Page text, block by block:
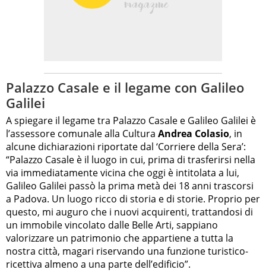
Palazzo Casale e il legame con Galileo
Galilei
A spiegare il legame tra Palazzo Casale e Galileo Galilei è
l’assessore comunale alla Cultura Andrea Colasio, in
alcune dichiarazioni riportate dal ‘Corriere della Sera’:
“Palazzo Casale è il luogo in cui, prima di trasferirsi nella
via immediatamente vicina che oggi è intitolata a lui,
Galileo Galilei passò la prima metà dei 18 anni trascorsi
a Padova. Un luogo ricco di storia e di storie. Proprio per
questo, mi auguro che i nuovi acquirenti, trattandosi di
un immobile vincolato dalle Belle Arti, sappiano
valorizzare un patrimonio che appartiene a tutta la
nostra città, magari riservando una funzione turistico-
ricettiva almeno a una parte dell’edificio”.